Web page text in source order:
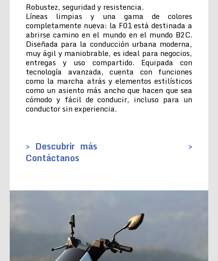
Robustez, seguridad y resistencia.
Líneas limpias y una gama de colores
completamente nueva: la F01 está destinada a
abrirse camino en el mundo en el mundo B2C.
Diseñada para la conducción urbana moderna,
muy ágil y maniobrable, es ideal para negocios,
entregas y uso compartido. Equipada con
tecnología avanzada, cuenta con funciones
como la marcha atrás y elementos estilísticos
como un asiento más ancho que hacen que sea
cómodo y fácil de conducir, incluso para un
conductor sin experiencia.
> Descubrir más
>
Contáctanos